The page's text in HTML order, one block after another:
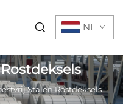
NL
Stalen Rostdeksels